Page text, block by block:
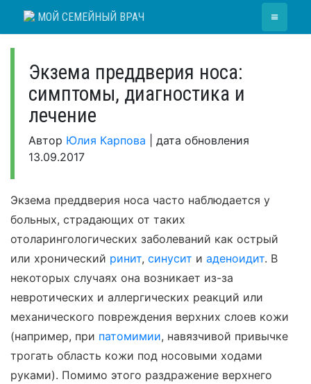
МОЙ СЕМЕЙНЫЙ ВРАЧ ≡
Экзема преддверия носа:
симптомы, диагностика и
лечение
Автор Юлия Карпова
дата обновления
13.09.2017
Экзема преддверия носа часто наблюдается у
больных, страдающих от таких
отоларингологических заболеваний как острый
или хронический ринит, синусит и аденоидит. В
некоторых случаях она возникает из-за
невротических и аллергических реакций или
механического повреждения верхних слоев кожи
(например, при патомимии, навязчивой привычке
трогать область кожи под носовыми ходами
руками). Помимо этого раздражение верхнего